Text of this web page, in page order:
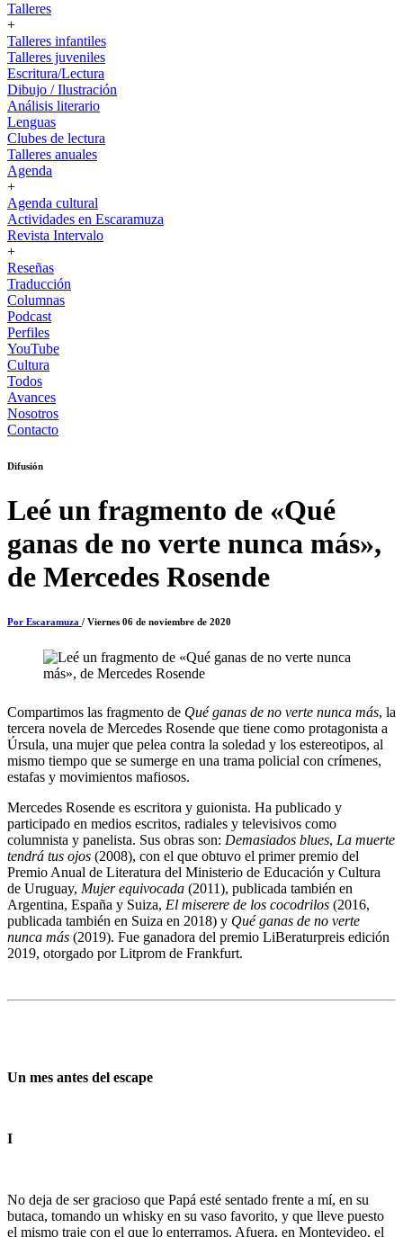
Talleres
+
Talleres infantiles
Talleres juveniles
Escritura/Lectura
Dibujo / Ilustración
Análisis literario
Lenguas
Clubes de lectura
Talleres anuales
Agenda
+
Agenda cultural
Actividades en Escaramuza
Revista Intervalo
+
Reseñas
Traducción
Columnas
Podcast
Perfiles
YouTube
Cultura
Todos
Avances
Nosotros
Contacto
Difusión
Leé un fragmento de «Qué
ganas de no verte nunca más»,
de Mercedes Rosende
Por Escaramuza / Viernes 06 de noviembre de 2020
Compartimos las fragmento de Qué ganas de no verte nunca más, la
tercera novela de Mercedes Rosende que tiene como protagonista a
Úrsula, una mujer que pelea contra la soledad y los estereotipos, al
mismo tiempo que se sumerge en una trama policial con crímenes,
estafas y movimientos mafiosos.
Mercedes Rosende es escritora y guionista. Ha publicado y
participado en medios escritos, radiales y televisivos como
columnista y panelista. Sus obras son: Demasiados blues, La muerte
tendrá tus ojos (2008), con el que obtuvo el primer premio del
Premio Anual de Literatura del Ministerio de Educación y Cultura
de Uruguay, Mujer equivocada (2011), publicada también en
Argentina, España y Suiza, El miserere de los cocodrilos (2016,
publicada también en Suiza en 2018) y Qué ganas de no verte
nunca más (2019). Fue ganadora del premio LiBeraturpreis edición
2019, otorgado por Litprom de Frankfurt.
Un mes antes del escape
I
No deja de ser gracioso que Papá esté sentado frente a mí, en su
butaca, tomando un whisky en su vaso favorito, y que lleve puesto
el mismo traje con el que lo enterramos. Afuera, en Montevideo, el